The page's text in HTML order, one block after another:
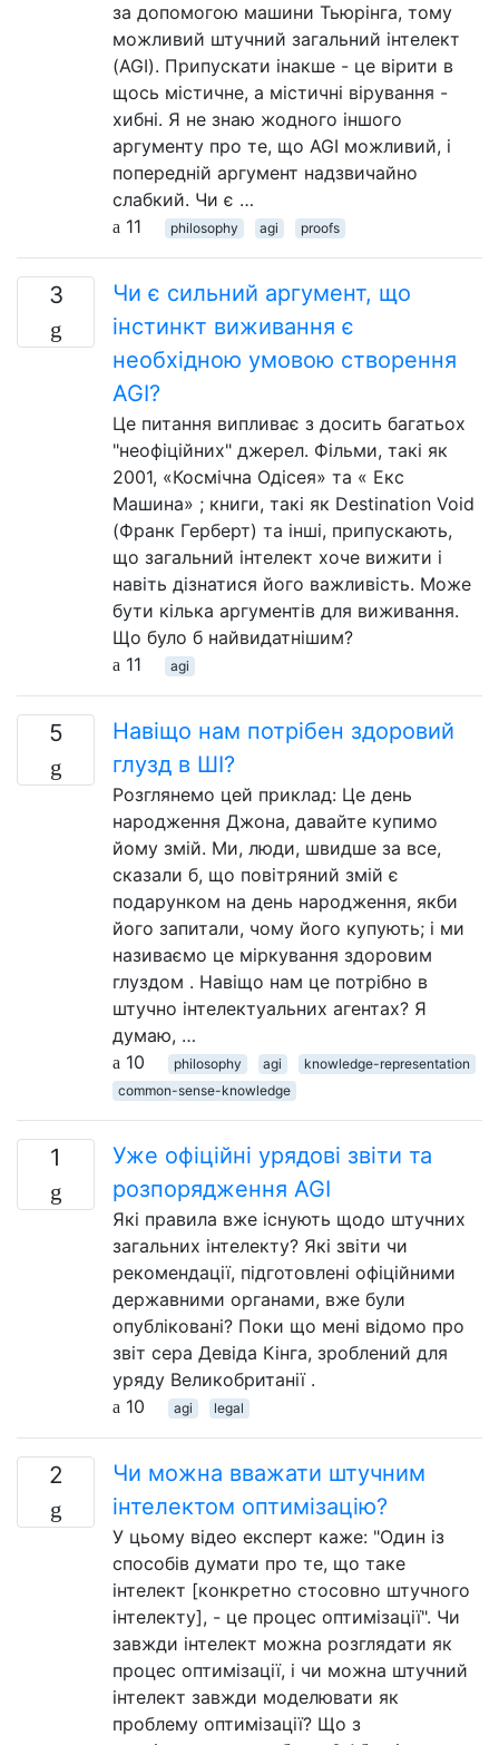
за допомогою машини Тьюрінга, тому
можливий штучний загальний інтелект
(AGI). Припускати інакше - це вірити в
щось містичне, а містичні вірування -
хибні. Я не знаю жодного іншого
аргументу про те, що AGI можливий, і
попередній аргумент надзвичайно
слабкий. Чи є …
11
philosophy agi proofs
3
Чи є сильний аргумент, що
інстинкт виживання є
необхідною умовою створення
AGI?
Це питання випливає з досить багатьох
"неофіційних" джерел. Фільми, такі як
2001, «Космічна Одісея» та « Екс
Машина» ; книги, такі як Destination Void
(Франк Герберт) та інші, припускають,
що загальний інтелект хоче вижити і
навіть дізнатися його важливість. Може
бути кілька аргументів для виживання.
Що було б найвидатнішим?
11
agi
5
Навіщо нам потрібен здоровий
глузд в ШІ?
Розглянемо цей приклад: Це день
народження Джона, давайте купимо
йому змій. Ми, люди, швидше за все,
сказали б, що повітряний змій є
подарунком на день народження, якби
його запитали, чому його купують; і ми
називаємо це міркування здоровим
глуздом . Навіщо нам це потрібно в
штучно інтелектуальних агентах? Я
думаю, …
10
philosophy agi
knowledge-representation
common-sense-knowledge
1
Уже офіційні урядові звіти та
розпорядження AGI
Які правила вже існують щодо штучних
загальних інтелекту? Які звіти чи
рекомендації, підготовлені офіційними
державними органами, вже були
опубліковані? Поки що мені відомо про
звіт сера Девіда Кінга, зроблений для
уряду Великобританії .
10
agi legal
2
Чи можна вважати штучним
інтелектом оптимізацію?
У цьому відео експерт каже: "Один із
способів думати про те, що таке
інтелект [конкретно стосовно штучного
інтелекту], - це процес оптимізації". Чи
завжди інтелект можна розглядати як
процес оптимізації, і чи можна штучний
інтелект завжди моделювати як
проблему оптимізації? Що з